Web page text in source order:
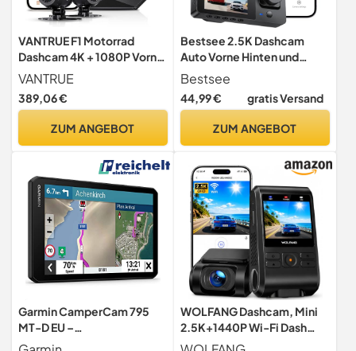
VANTRUE F1 Motorrad
Dashcam 4K + 1080P Vorne
Hinten STARVIS Nachtsicht
VANTRUE
389,06 €
ZUM ANGEBOT
Bestsee 2.5K Dashcam
Auto Vorne Hinten und
Innen, 2,35" IPS-Bildschirm
Dashcam Auto, mit 64GB
SD-Karte, 24H
Nachtsicht, G-Sensor,
Sichtwinkel（170°+150°
+150°）
Bestsee
44,99 € gratis Versand
ZUM ANGEBOT
Garmin CamperCam 795
MT-D EU –
Navigationsgerätmit integr.
WOLFANG Dashcam, Mini
2.5K+1440P Wi-Fi Dash
Cam, Ultra-Nachtsicht, 2"